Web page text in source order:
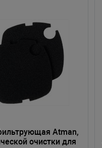
Atman,
очистки для